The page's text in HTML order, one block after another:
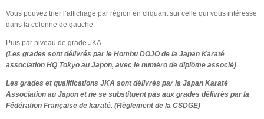
Vous pouvez trier l’affichage par région en cliquant sur celle qui vous intéresse
dans la colonne de gauche.
Puis par niveau de grade JKA.
(Les grades sont délivrés par le Hombu DOJO de la Japan Karaté
association HQ Tokyo au Japon, avec le numéro de diplôme associé)
Les grades et qualifications JKA sont délivrés par la Japan Karaté
Association au Japon et ne se substituent pas aux grades délivrés par la
Fédération Française de karaté. (Règlement de la CSDGE)